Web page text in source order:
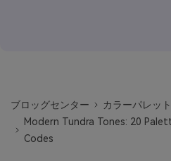
ブロッグセンター
カラーパレット
Modern Tundra Tones: 20
Codes